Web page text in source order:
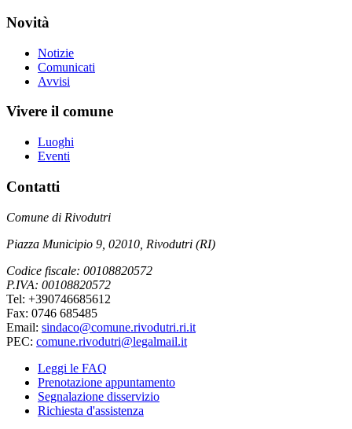
Novità
Notizie
Comunicati
Avvisi
Vivere il comune
Luoghi
Eventi
Contatti
Comune di Rivodutri
Piazza Municipio 9, 02010, Rivodutri (RI)
Codice fiscale: 00108820572
P.IVA: 00108820572
Tel: +390746685612
Fax: 0746 685485
Email: sindaco@comune.rivodutri.ri.it
PEC: comune.rivodutri@legalmail.it
Leggi le FAQ
Prenotazione appuntamento
Segnalazione disservizio
Richiesta d'assistenza